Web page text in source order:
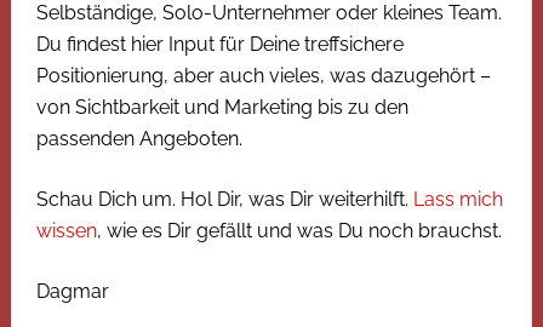
Selbständige, Solo-Unternehmer oder kleines Team.
Du findest hier Input für Deine treffsichere
Positionierung, aber auch vieles, was dazugehört –
von Sichtbarkeit und Marketing bis zu den
passenden Angeboten.
Schau Dich um. Hol Dir, was Dir weiterhilft. Lass mich
wissen, wie es Dir gefällt und was Du noch brauchst.
Dagmar